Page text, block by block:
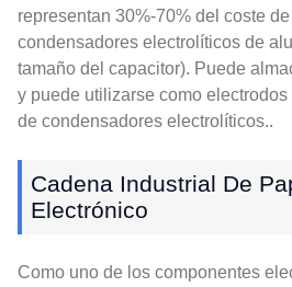
representan 30%-70% del coste
condensadores electrolíticos de
tamaño del capacitor). Puede
y puede utilizarse como
de condensadores electrolíticos..
Cadena Industrial De
Electrónico
Como uno de los componentes